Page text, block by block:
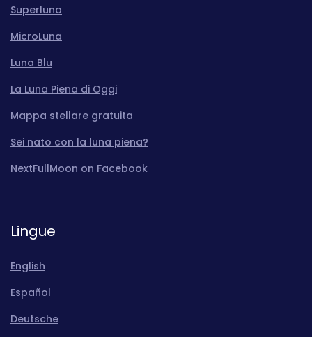
Superluna
MicroLuna
Luna Blu
La Luna Piena di Oggi
Mappa stellare gratuita
Sei nato con la luna piena?
NextFullMoon on Facebook
Lingue
English
Español
Deutsche